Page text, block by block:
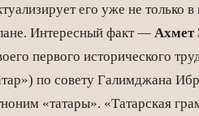
его уже не только
Интересный факт — Ахмет
первого исторического
по совету Галимджана
«татары». «Татарская